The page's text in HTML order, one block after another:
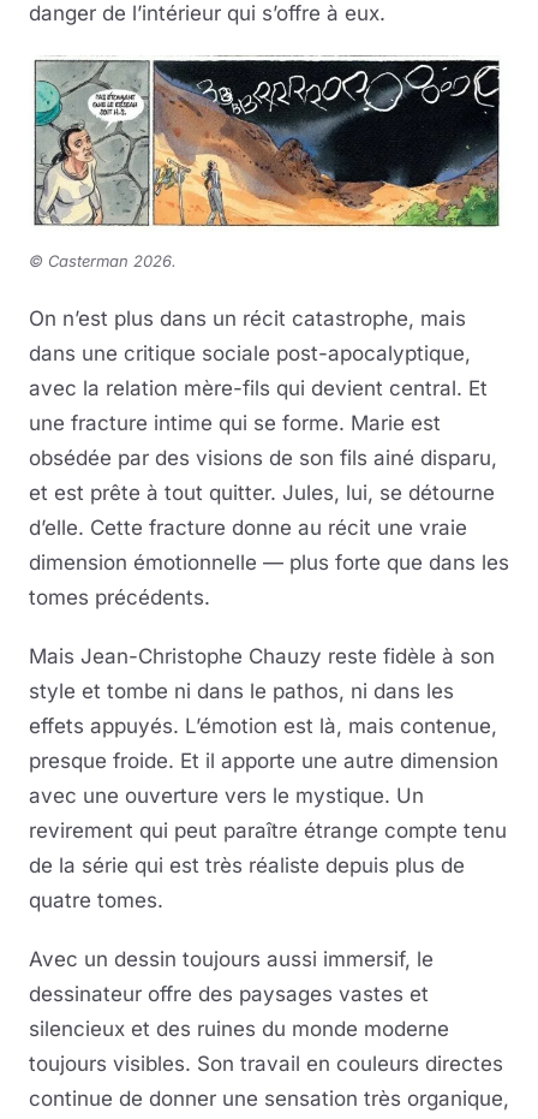
danger de l’intérieur qui s’offre à eux.
© Casterman 2026.
On n’est plus dans un récit catastrophe, mais
dans une critique sociale post-apocalyptique,
avec la relation mère-fils qui devient central. Et
une fracture intime qui se forme. Marie est
obsédée par des visions de son fils ainé disparu,
et est prête à tout quitter. Jules, lui, se détourne
d’elle. Cette fracture donne au récit une vraie
dimension émotionnelle — plus forte que dans les
tomes précédents.
Mais Jean-Christophe Chauzy reste fidèle à son
style et tombe ni dans le pathos, ni dans les
effets appuyés. L’émotion est là, mais contenue,
presque froide. Et il apporte une autre dimension
avec une ouverture vers le mystique. Un
revirement qui peut paraître étrange compte tenu
de la série qui est très réaliste depuis plus de
quatre tomes.
Avec un dessin toujours aussi immersif, le
dessinateur offre des paysages vastes et
silencieux et des ruines du monde moderne
toujours visibles. Son travail en couleurs directes
continue de donner une sensation très organique,